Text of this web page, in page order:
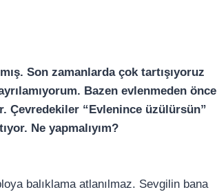
Son zamanlarda çok tartışıyoruz
Bazen evlenmeden önce
Çevredekiler “Evlenince üzülürsün”
Ne yapmalıyım?
balıklama atlanılmaz. Sevgilin bana